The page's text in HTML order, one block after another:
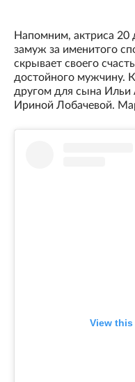
Напомним, актриса 20
замуж за именитого
скрывает своего
достойного мужчину.
другом для сына Ильи
Ириной Лобачевой.
View